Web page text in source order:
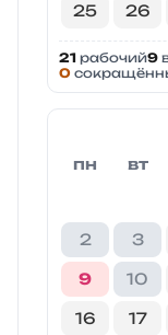
25 26
21 рабочий9
0
пн вт
2 3
9 10
16 17